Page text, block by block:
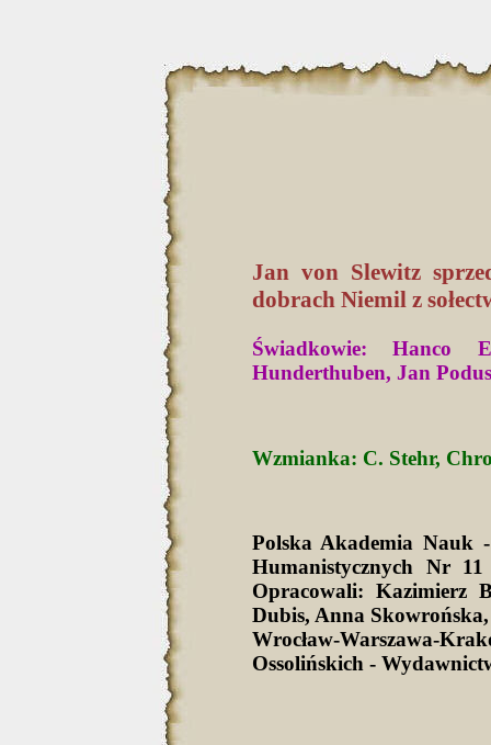
Jan von Slewitz
dobrach Niemil z
Świadkowie: Hanco
Hunderthuben, Jan
Wzmianka: C. Stehr,
Polska Akademia Nauk
Humanistycznych Nr
Opracowali: Kazimierz
Dubis, Anna
Wrocław-Warszawa-
Ossolińskich -